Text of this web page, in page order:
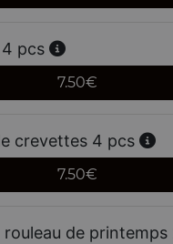
4 pcs
7.50€
crevettes 4 pcs
7.50€
rouleau de printemps